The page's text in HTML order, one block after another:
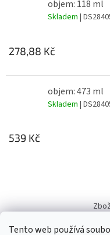
Tento web používá
objem: 118 ml
Skladem |
278,88 Kč
objem: 473 ml
Skladem |
539 Kč
p